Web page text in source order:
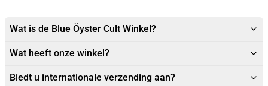
Wat is de Blue Öyster Cult Winkel?
Wat heeft onze winkel?
Biedt u internationale verzending aan?